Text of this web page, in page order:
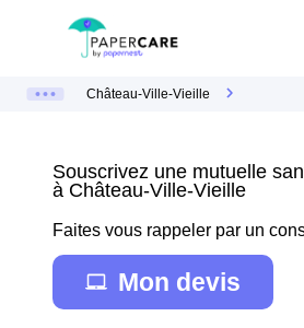
Château-Ville-Vieille
Souscrivez une mutuelle
à Château-Ville-Vieille
Faites vous rappeler par un
Mon devis